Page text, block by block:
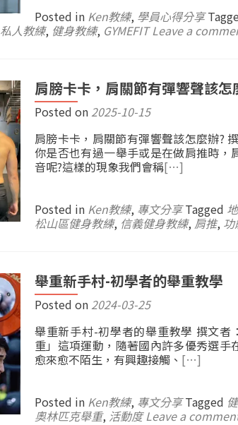
Posted in Ken教練, 學員心得分享
私人教練, 健身教練, GYMEFIT Leave a
肩膀卡卡，肩關節有彈響聲該怎
Posted on 2025-10-15
肩膀卡卡，肩關節有彈響聲該怎麼辦?
你是否也有過一舉手或是在做肩推時
音呢?這樣的現象我們會稱[…]
Posted in Ken教練, 專文分享 Tagged
松山區健身教練, 信義健身教練, 肩推, 功
舉重新手村-初學者的舉重教學
Posted on 2024-03-25
舉重新手村-初學者的舉重教學 撰文
重」這項運動，隨著國內許多優秀選
愈來愈不陌生，有興趣接觸、 […]
Posted in Ken教練, 專文分享 Tagged
奧林匹克舉重, 活動度 Leave a